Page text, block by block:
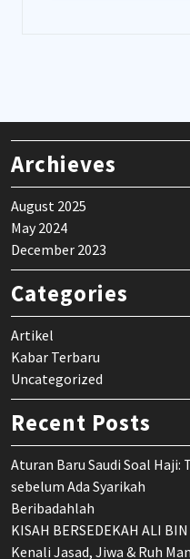
Archieves
August 2025
May 2024
December 2023
Categories
Artikel
Kabar Terbaru
Uncategorized
Recent Posts
Aturan Baru Saudi Soal
sebelum Ada Syarikah
Beribadahlah
KISAH BERSEDEKAH ALI
Kenali Jasad, Jiwa & Ruh